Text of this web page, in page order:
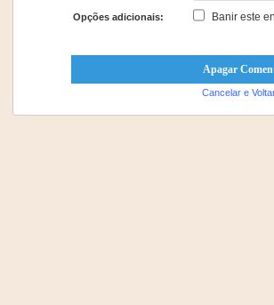
Opções adicionais: Banir este
Cancelar e